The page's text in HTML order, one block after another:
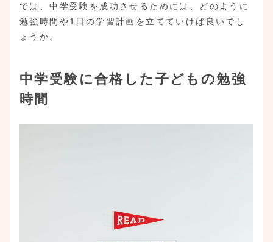
では、中学受験を成功させるためには、どのように
勉強時間や1日の学習計画を立てていけば良いでし
ょうか。
中学受験に合格した子どもの勉強
時間